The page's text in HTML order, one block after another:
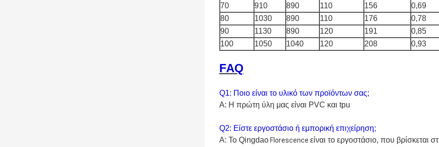
70
910 890 110 156
0,69
80
1030 890 110 176
0,78
90
1130 890 120 191
0,85
100
1050 1040 120 208 0,93
FAQ
Q1: Ποιο είναι το υλικό των προϊόντων σας;
Α: Η πρώτη ύλη μας είναι PVC και tpu
Q2: Είστε εργοστάσιο ή εμπορική επιχείρηση;
Α: Το Qingdao Florescence είναι το εργοστάσιο, που βρίσκεται